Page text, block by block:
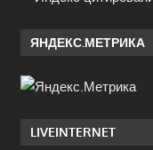
ЯНДЕКС.МЕТРИКА
LIVEINTERNET